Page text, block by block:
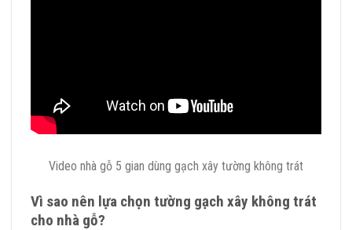
Video nhà gỗ 5 gian dùng gạch xây tường không trát
Vì sao nên lựa chọn tường gạch xây không trát
cho nhà gỗ?